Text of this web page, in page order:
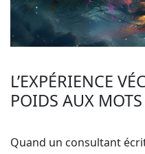
L’EXPÉRIENCE
POIDS AUX MOTS
Quand un consultant